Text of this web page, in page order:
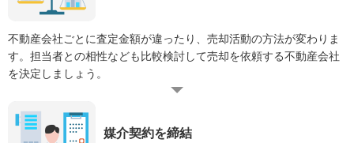
不動産会社ごとに査定金額が違ったり、売却活動の方法が変わりま
す。担当者との相性なども比較検討して売却を依頼する不動産会社
を決定しましょう。
媒介契約を締結